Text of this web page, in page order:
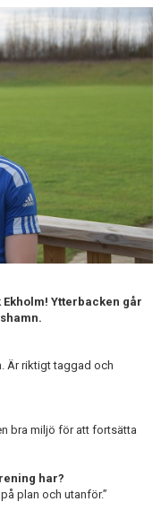
Ytterbacken går
Är riktigt taggad och
bra miljö för att fortsätta
har?
plan och utanför.”